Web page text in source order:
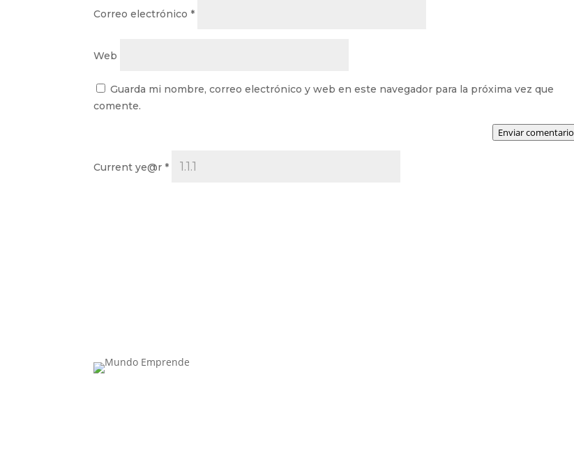
Correo electrónico*
Web
Guarda mi nombre, correo electrónico y web en este navegador para la próxima vez que
comente.
Enviar comentario
Current ye@r*